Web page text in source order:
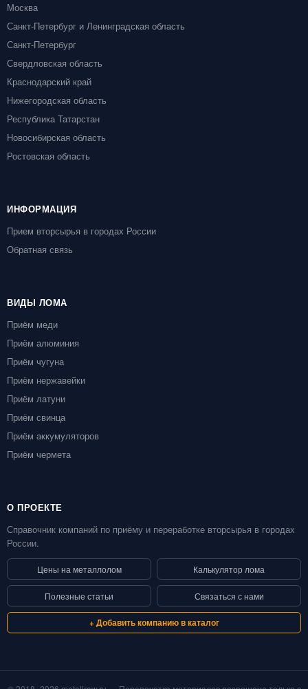
Москва
Санкт-Петербург и Ленинградская область
Санкт-Петербург
Свердловская область
Краснодарский край
Нижегородская область
Республика Татарстан
Новосибирская область
Ростовская область
ИНФОРМАЦИЯ
Прием вторсырья в городах России
Обратная связь
ВИДЫ ЛОМА
Приём меди
Приём алюминия
Приём чугуна
Приём нержавейки
Приём латуни
Приём свинца
Приём аккумуляторов
Приём чермета
О ПРОЕКТЕ
Справочник компаний по приёму и переработке вторсырья в городах
России.
Цены на металлолом Калькулятор лома
Полезные статьи Связаться с нами
+ Добавить компанию в каталог